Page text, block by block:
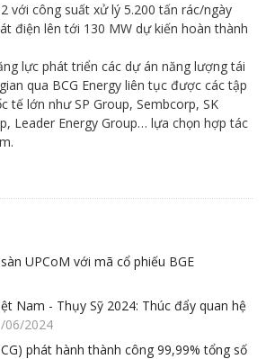
với công suất xử lý 5.200 tấn rác/ngày
điện lên tới 130 MW dự kiến hoàn thành
lực phát triển các dự án năng lượng tái
qua BCG Energy liên tục được các tập
tế lớn như SP Group, Sembcorp, SK
Leader Energy Group… lựa chọn hợp tác
UPCoM với mã cổ phiếu BGE
Nam - Thụy Sỹ 2024: Thúc đẩy quan hệ
06/2024
phát hành thành công 99,99% tổng số